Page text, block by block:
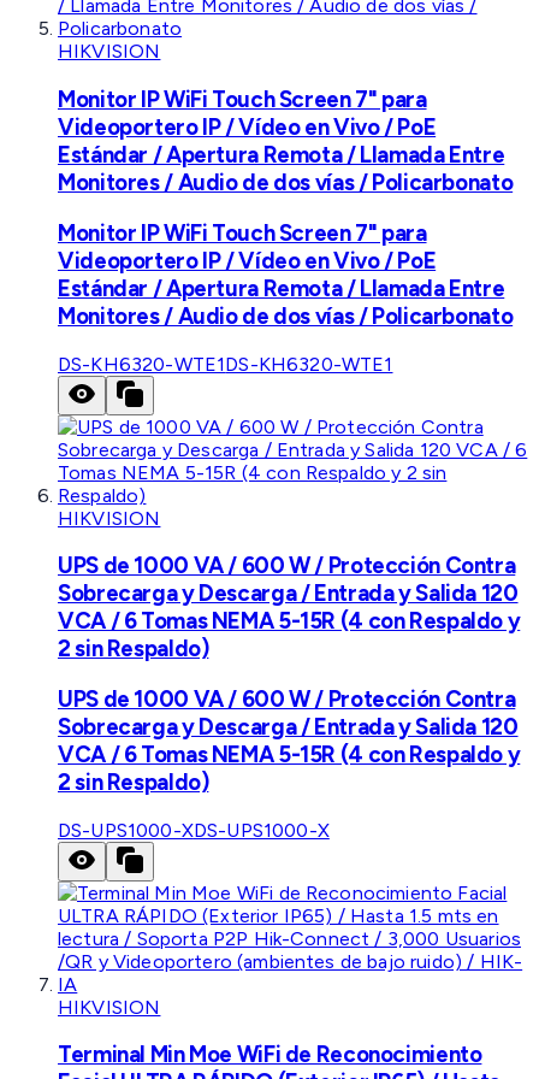
HIKVISION
Monitor IP WiFi Touch Screen 7" para
Videoportero IP / Vídeo en Vivo / PoE
Estándar / Apertura Remota / Llamada Entre
Monitores / Audio de dos vías / Policarbonato
Monitor IP WiFi Touch Screen 7" para
Videoportero IP / Vídeo en Vivo / PoE
Estándar / Apertura Remota / Llamada Entre
Monitores / Audio de dos vías / Policarbonato
DS-KH6320-WTE1DS-KH6320-WTE1
HIKVISION
UPS de 1000 VA / 600 W / Protección Contra
Sobrecarga y Descarga / Entrada y Salida 120
VCA / 6 Tomas NEMA 5-15R (4 con Respaldo y
2 sin Respaldo)
UPS de 1000 VA / 600 W / Protección Contra
Sobrecarga y Descarga / Entrada y Salida 120
VCA / 6 Tomas NEMA 5-15R (4 con Respaldo y
2 sin Respaldo)
DS-UPS1000-XDS-UPS1000-X
HIKVISION
Terminal Min Moe WiFi de Reconocimiento